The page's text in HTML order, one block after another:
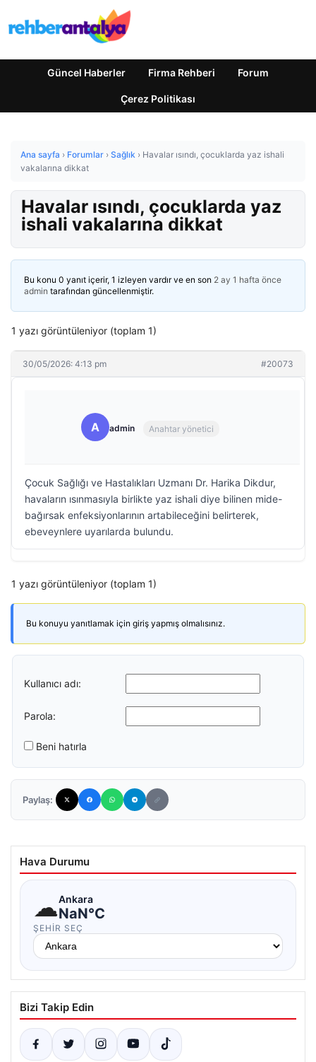
Güncel Haberler Firma Rehberi Forum
Çerez Politikası
Ana sayfa › Forumlar › Sağlık › Havalar ısındı, çocuklarda yaz ishali
vakalarına dikkat
Havalar ısındı, çocuklarda yaz
ishali vakalarına dikkat
Bu konu 0 yanıt içerir, 1 izleyen vardır ve en son 2 ay 1 hafta önce
admin tarafından güncellenmiştir.
1 yazı görüntüleniyor (toplam 1)
30/05/2026: 4:13 pm #20073
A admin Anahtar yönetici
Çocuk Sağlığı ve Hastalıkları Uzmanı Dr. Harika Dikdur,
havaların ısınmasıyla birlikte yaz ishali diye bilinen mide-
bağırsak enfeksiyonlarının artabileceğini belirterek,
ebeveynlere uyarılarda bulundu.
1 yazı görüntüleniyor (toplam 1)
Bu konuyu yanıtlamak için giriş yapmış olmalısınız.
Kullanıcı adı:
Parola:
Beni hatırla
Paylaş:
Hava Durumu
☁Ankara
NaN°C
ŞEHIR SEÇ
Bizi Takip Edin